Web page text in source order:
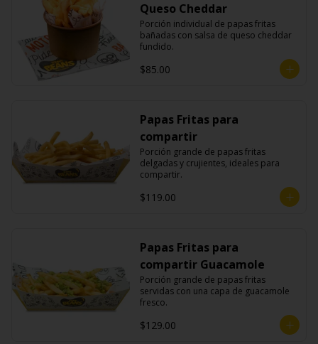
Queso Cheddar
Porción individual de papas fritas
bañadas con salsa de queso cheddar
fundido.
$85.00
Papas Fritas para
compartir
Porción grande de papas fritas
delgadas y crujientes, ideales para
compartir.
$119.00
Papas Fritas para
compartir Guacamole
Porción grande de papas fritas
servidas con una capa de guacamole
fresco.
$129.00